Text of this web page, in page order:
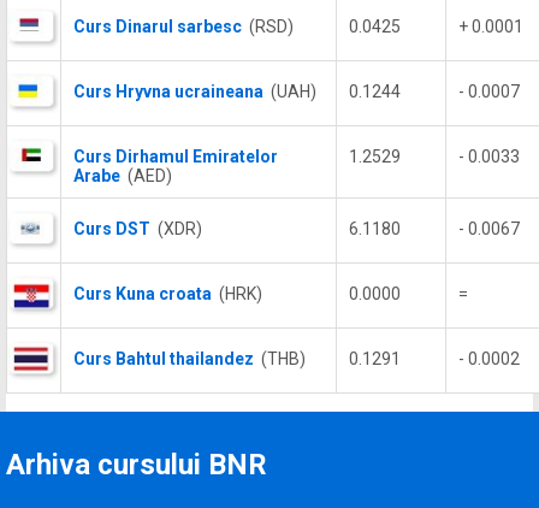
Curs Dinarul sarbesc (RSD) 0.0425 + 0.0001
Curs Hryvna ucraineana (UAH) 0.1244 - 0.0007
Curs Dirhamul Emiratelor
Arabe (AED)
1.2529 - 0.0033
Curs DST (XDR) 6.1180 - 0.0067
Curs Kuna croata (HRK) 0.0000 =
Curs Bahtul thailandez (THB) 0.1291 - 0.0002
Arhiva cursului BNR